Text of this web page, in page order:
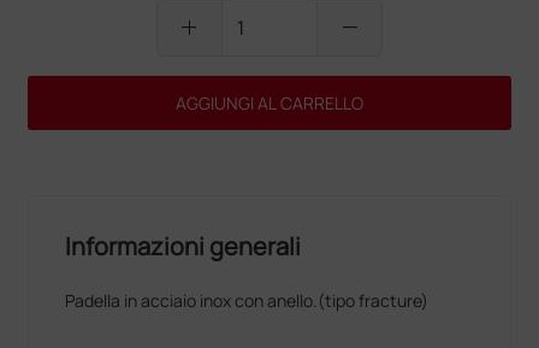
add remove
AGGIUNGI AL CARRELLO
Informazioni generali
Padella in acciaio inox con anello.(tipo fracture)